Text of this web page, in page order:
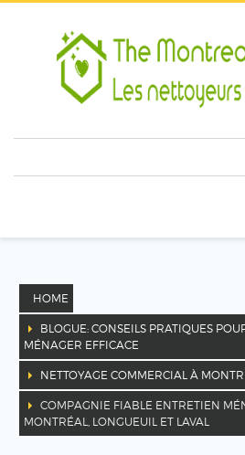
HOME
BLOGUE: CONSEILS PRATIQUES
MÉNAGER EFFICACE
NETTOYAGE COMMERCIAL À
COMPAGNIE FIABLE ENTRETIEN
MONTRÉAL, LONGUEUIL ET LAVAL